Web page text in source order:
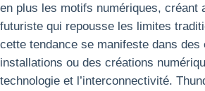
en plus les motifs numériques, créant
futuriste qui repousse les limites
cette tendance se manifeste dans des
installations ou des créations
technologie et l’interconnectivité.